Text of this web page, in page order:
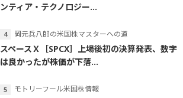
ンティア・テクノロジー...
岡元兵八郎の米国株マスターへの道
スペースＸ［SPCX］上場後初の決算発表、数字
は良かったが株価が下落...
モトリーフール米国株情報